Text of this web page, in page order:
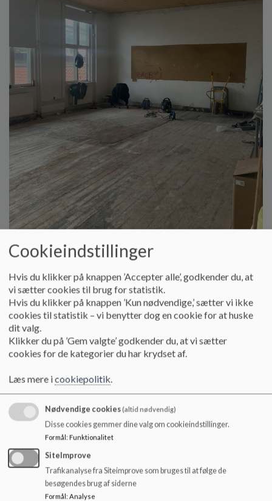
Cookieindstillinger
Hvis du klikker på knappen ’Accepter alle’, godkender du, at
vi sætter cookies til brug for statistik.
Hvis du klikker på knappen ’Kun nødvendige,’ sætter vi ikke
cookies til statistik – vi benytter dog en cookie for at huske
dit valg.
Klikker du på ’Gem valgte’ godkender du, at vi sætter
cookies for de kategorier du har krydset af.
Læs mere icookiepolitik.
Nødvendige cookies(altid nødvendig)
Disse cookies gemmer dine valg om cookieindstillinger.
Formål: Funktionalitet
SiteImprove
Trafikanalyse fra Siteimprove som bruges til at følge de
besøgendes brug af siderne
Formål : Analyse